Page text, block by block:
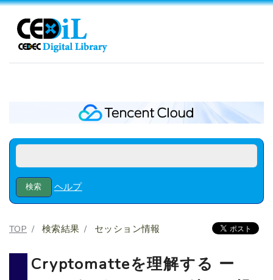
ヘルプ
TOP 検索結果 セッション情報
Cryptomatteを理解する ー